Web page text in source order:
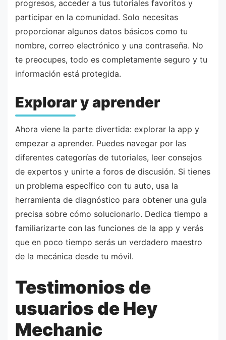
progresos, acceder a tus tutoriales favoritos y
participar en la comunidad. Solo necesitas
proporcionar algunos datos básicos como tu
nombre, correo electrónico y una contraseña. No
te preocupes, todo es completamente seguro y tu
información está protegida.
Explorar y aprender
Ahora viene la parte divertida: explorar la app y
empezar a aprender. Puedes navegar por las
diferentes categorías de tutoriales, leer consejos
de expertos y unirte a foros de discusión. Si tienes
un problema específico con tu auto, usa la
herramienta de diagnóstico para obtener una guía
precisa sobre cómo solucionarlo. Dedica tiempo a
familiarizarte con las funciones de la app y verás
que en poco tiempo serás un verdadero maestro
de la mecánica desde tu móvil.
Testimonios de
usuarios de Hey
Mechanic